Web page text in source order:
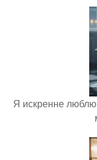
Я искренне люблю